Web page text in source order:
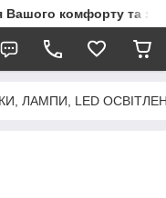
Вашого комфорту та
ЛАМПИ, LED